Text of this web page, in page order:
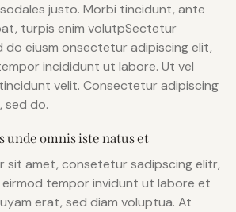
justo. Morbi tincidunt, ante
turpis enim volutpSectetur
do eiusm onsectetur adipiscing elit,
incididunt ut labore. Ut vel
velit. Consectetur adipiscing
sed do.
unde omnis iste natus et
sit amet, consetetur sadipscing elitr,
eirmod tempor invidunt ut labore et
erat, sed diam voluptua. At